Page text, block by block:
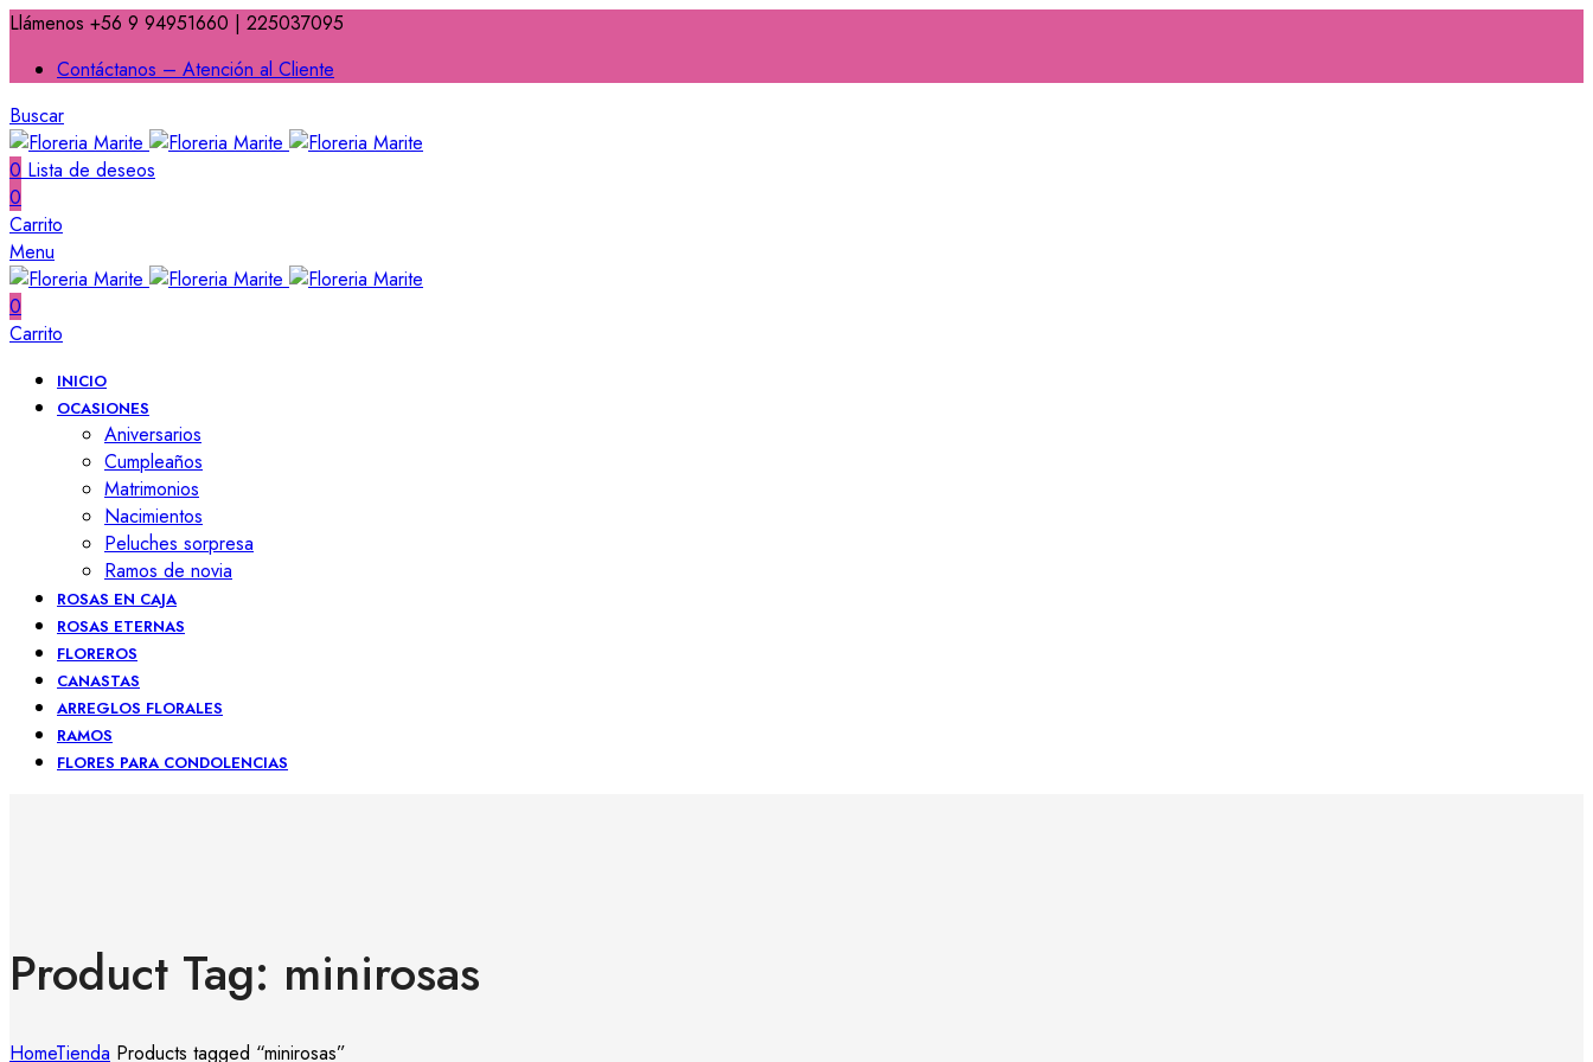
Llámenos +56 9 94951660 | 225037095
Contáctanos – Atención al Cliente
Buscar
0 Lista de deseos
0
Carrito
Menu
0
Carrito
INICIO
OCASIONES
Aniversarios
Cumpleaños
Matrimonios
Nacimientos
Peluches sorpresa
Ramos de novia
ROSAS EN CAJA
ROSAS ETERNAS
FLOREROS
CANASTAS
ARREGLOS FLORALES
RAMOS
FLORES PARA CONDOLENCIAS
Product Tag: minirosas
HomeTienda Products tagged “minirosas”